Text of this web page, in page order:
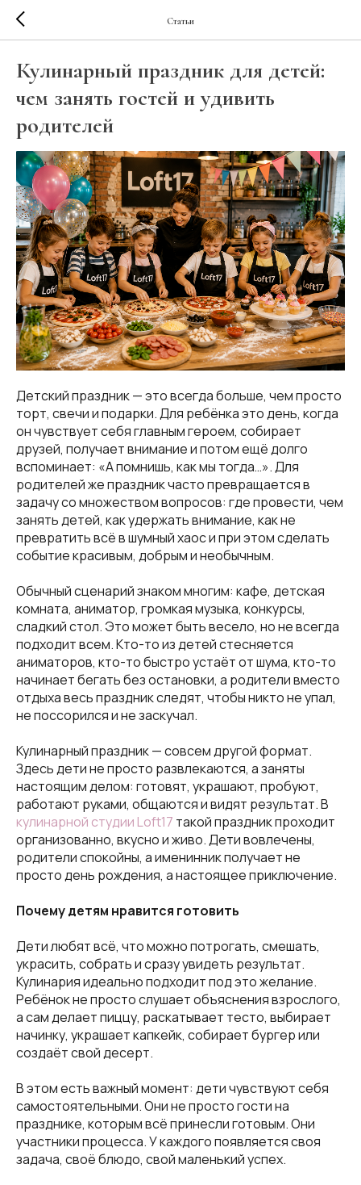
Статьи
Кулинарный праздник для детей:
чем занять гостей и удивить
родителей
Детский праздник — это всегда больше, чем просто
торт, свечи и подарки. Для ребёнка это день, когда
он чувствует себя главным героем, собирает
друзей, получает внимание и потом ещё долго
вспоминает: «А помнишь, как мы тогда…». Для
родителей же праздник часто превращается в
задачу со множеством вопросов: где провести, чем
занять детей, как удержать внимание, как не
превратить всё в шумный хаос и при этом сделать
событие красивым, добрым и необычным.
Обычный сценарий знаком многим: кафе, детская
комната, аниматор, громкая музыка, конкурсы,
сладкий стол. Это может быть весело, но не всегда
подходит всем. Кто-то из детей стесняется
аниматоров, кто-то быстро устаёт от шума, кто-то
начинает бегать без остановки, а родители вместо
отдыха весь праздник следят, чтобы никто не упал,
не поссорился и не заскучал.
Кулинарный праздник — совсем другой формат.
Здесь дети не просто развлекаются, а заняты
настоящим делом: готовят, украшают, пробуют,
работают руками, общаются и видят результат. В
кулинарной студии Loft17 такой праздник проходит
организованно, вкусно и живо. Дети вовлечены,
родители спокойны, а именинник получает не
просто день рождения, а настоящее приключение.
Почему детям нравится готовить
Дети любят всё, что можно потрогать, смешать,
украсить, собрать и сразу увидеть результат.
Кулинария идеально подходит под это желание.
Ребёнок не просто слушает объяснения взрослого,
а сам делает пиццу, раскатывает тесто, выбирает
начинку, украшает капкейк, собирает бургер или
создаёт свой десерт.
В этом есть важный момент: дети чувствуют себя
самостоятельными. Они не просто гости на
празднике, которым всё принесли готовым. Они
участники процесса. У каждого появляется своя
задача, своё блюдо, свой маленький успех.